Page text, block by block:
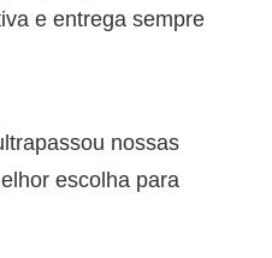
e entrega sempre
nossas
escolha para